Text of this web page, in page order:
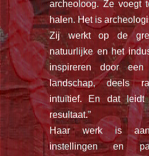
archeoloog. Ze voegt
halen. Het is
Zij werkt op de
natuurlijke en het
inspireren door
landschap, deels
intuïtief. En dat leidt
resultaat.”
Haar werk is
instellingen en